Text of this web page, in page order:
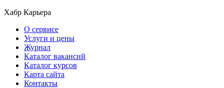
Хабр Карьера
О сервисе
Услуги и цены
Журнал
Каталог вакансий
Каталог курсов
Карта сайта
Контакты